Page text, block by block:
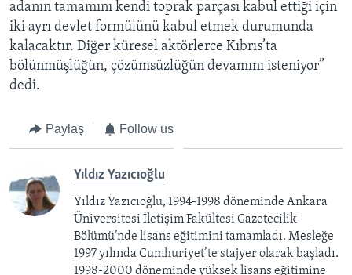
adanın tamamını kendi toprak parçası kabul ettiği için
iki ayrı devlet formülünü kabul etmek durumunda
kalacaktır. Diğer küresel aktörlerce Kıbrıs’ta
bölünmüşlüğün, çözümsüzlüğün devamını isteniyor”
dedi.
Paylaş Follow us
Yıldız Yazıcıoğlu
Yıldız Yazıcıoğlu, 1994-1998 döneminde Ankara
Üniversitesi İletişim Fakültesi Gazetecilik
Bölümü’nde lisans eğitimini tamamladı. Mesleğe
1997 yılında Cumhuriyet’te stajyer olarak başladı.
1998-2000 döneminde yüksek lisans eğitimine